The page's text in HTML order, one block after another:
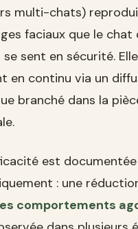
multi-chats)
faciaux que le chat
se sent en sécurité.
en continu via un
branché dans la
est documentée
: une
comportements